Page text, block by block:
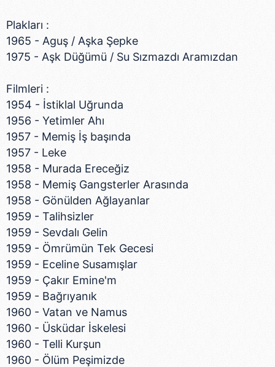
Plakları :
1965 - Aguş / Aşka Şepke
1975 - Aşk Düğümü / Su Sızmazdı Aramızdan
Filmleri :
1954 - İstiklal Uğrunda
1956 - Yetimler Ahı
1957 - Memiş İş başında
1957 - Leke
1958 - Murada Ereceğiz
1958 - Memiş Gangsterler Arasında
1958 - Gönülden Ağlayanlar
1959 - Talihsizler
1959 - Sevdalı Gelin
1959 - Ömrümün Tek Gecesi
1959 - Eceline Susamışlar
1959 - Çakır Emine'm
1959 - Bağrıyanık
1960 - Vatan ve Namus
1960 - Üsküdar İskelesi
1960 - Telli Kurşun
1960 - Ölüm Peşimizde